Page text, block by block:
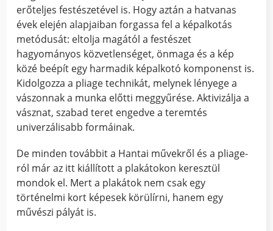
erőteljes festészetével is. Hogy aztán a hatvanas
évek elején alapjaiban forgassa fel a képalkotás
metódusát: eltolja magától a festészet
hagyományos közvetlenséget, önmaga és a kép
közé beépít egy harmadik képalkotó komponenst is.
Kidolgozza a pliage technikát, melynek lényege a
vászonnak a munka előtti meggyűrése. Aktivizálja a
vásznat, szabad teret engedve a teremtés
univerzálisabb formáinak.
De minden továbbit a Hantai művekről és a pliage-
ról már az itt kiállított a plakátokon keresztül
mondok el. Mert a plakátok nem csak egy
történelmi kort képesek körülírni, hanem egy
művészi pályát is.